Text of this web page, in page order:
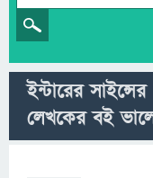
ইন্টারের
লেখকের বই